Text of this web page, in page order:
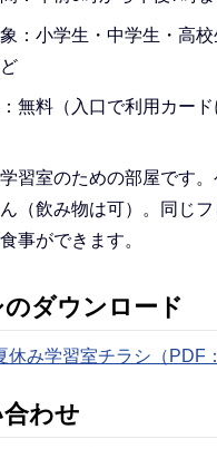
：小学生・中学生・高
無料（入口で利用カー
習室のための部屋です
（飲み物は可）。同じ
事ができます。
ダウンロード
休み学習室チラシ（PDF
わせ